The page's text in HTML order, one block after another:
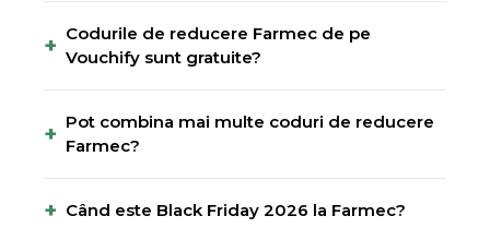
+ Codurile de reducere Farmec de pe
Vouchify sunt gratuite?
+ Pot combina mai multe coduri de reducere
Farmec?
+ Când este Black Friday 2026 la Farmec?